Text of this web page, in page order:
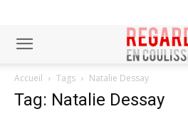
Accueil Tags Natalie Dessay
Tag: Natalie Dessay